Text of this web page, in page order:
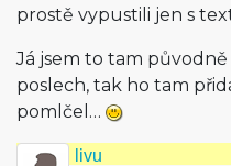
prostě vypustili jen s
Já jsem to tam
poslech, tak ho tam
pomlčel…
livu